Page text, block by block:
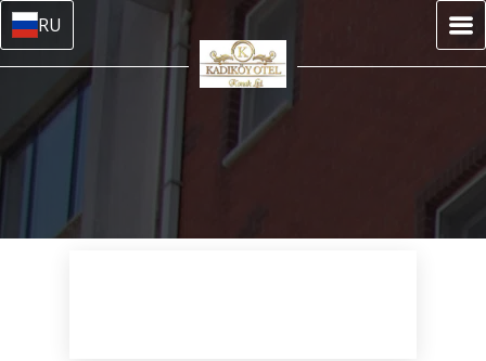
RU